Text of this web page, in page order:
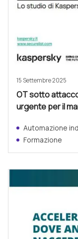
15 Settembre 2025
OT sotto
urgente per il
Automazione
Formazione